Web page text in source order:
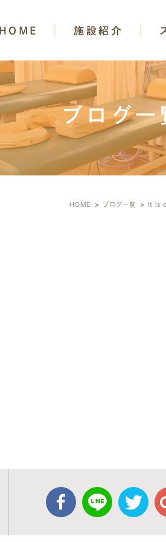
HOME 施設紹介
ブログ一
HOME ブログ一覧 It is